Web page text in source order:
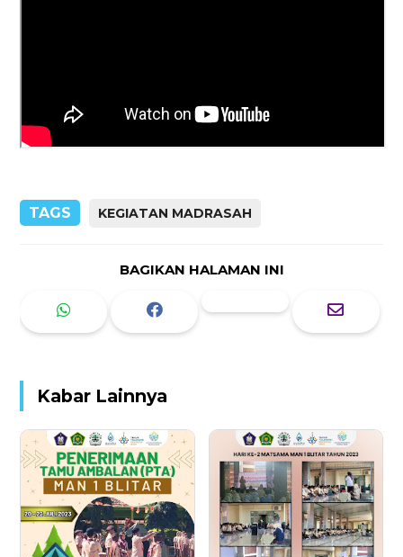
TAGS KEGIATAN MADRASAH
BAGIKAN HALAMAN INI
Kabar Lainnya